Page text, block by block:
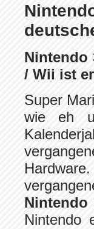
Nintendo
/ Wii ist
Super
wie eh
Nintendo
Nintendo